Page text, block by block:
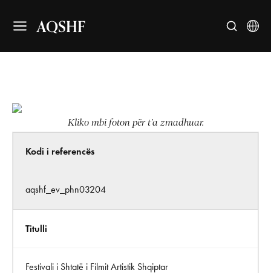
AQSHF
Kliko mbi foton për t’a zmadhuar.
Kodi i referencës
aqshf_ev_phn03204
Titulli
Festivali i Shtatë i Filmit Artistik Shqiptar